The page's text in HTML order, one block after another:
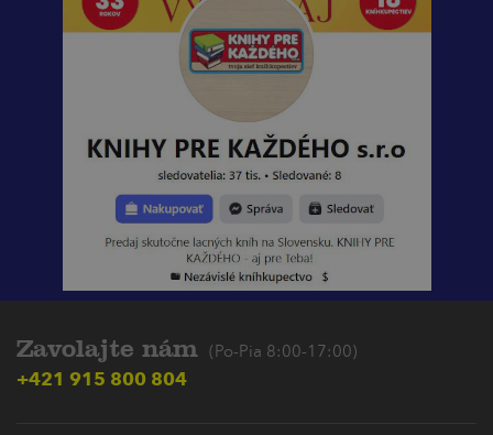
Zavolajte nám (Po-Pia 8:00-17:00)
+421 915 800 804